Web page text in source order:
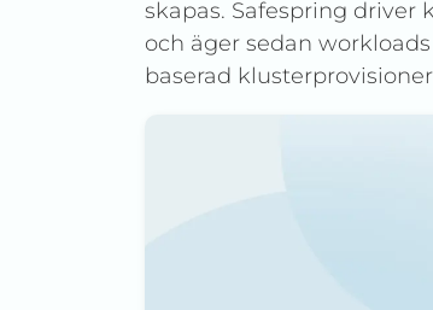
skapas. Safespring
och äger sedan
baserad